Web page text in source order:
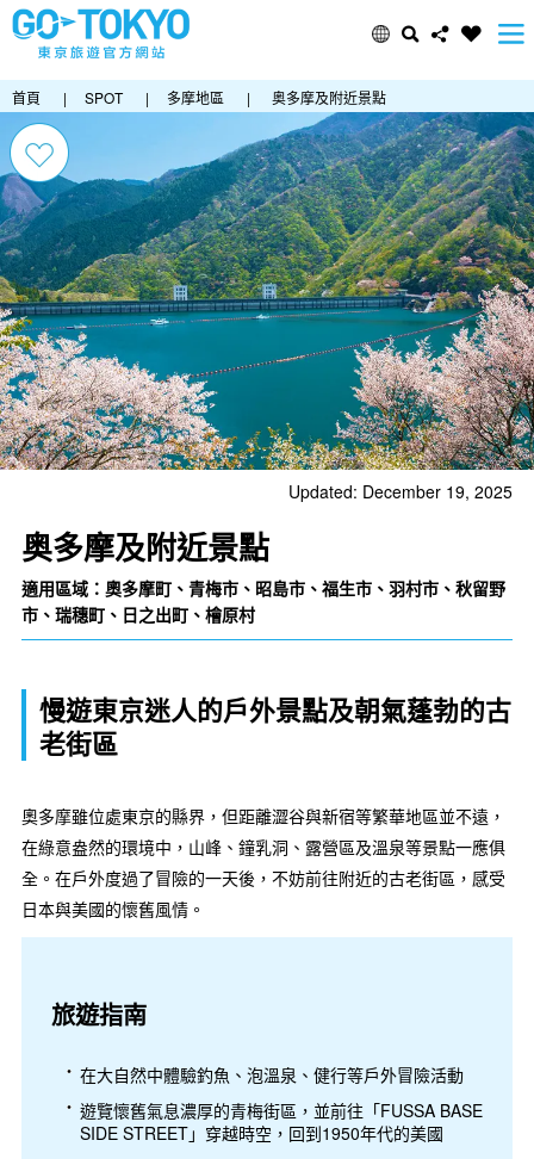
首頁 | SPOT | 多摩地區 | 奥多摩及附近景點
Updated: December 19, 2025
奥多摩及附近景點
適用區域：奧多摩町、青梅市、昭島市、福生市、羽村市、秋留野
市、瑞穗町、日之出町、檜原村
慢遊東京迷人的戶外景點及朝氣蓬勃的古
老街區
奧多摩雖位處東京的縣界，但距離澀谷與新宿等繁華地區並不遠，
在綠意盎然的環境中，山峰、鐘乳洞、露營區及溫泉等景點一應俱
全。在戶外度過了冒險的一天後，不妨前往附近的古老街區，感受
日本與美國的懷舊風情。
旅遊指南
在大自然中體驗釣魚、泡溫泉、健行等戶外冒險活動
遊覽懷舊氣息濃厚的青梅街區，並前往「FUSSA BASE
SIDE STREET」穿越時空，回到1950年代的美國